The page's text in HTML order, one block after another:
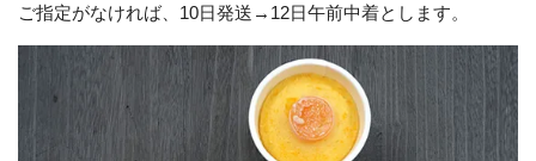
ご指定がなければ、10日発送→12日午前中着とします。